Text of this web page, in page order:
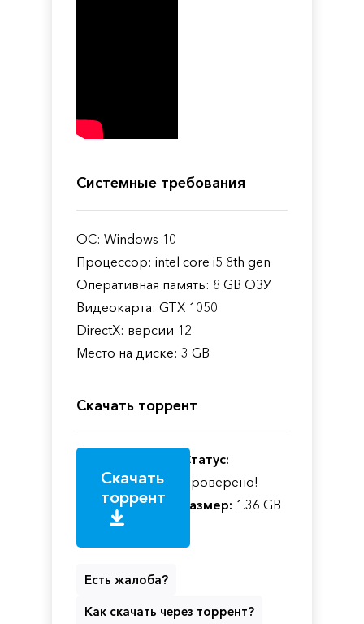
Системные требования
ОС: Windows 10
Процессор: intel core i5 8th gen
Оперативная память: 8 GB ОЗУ
Видеокарта: GTX 1050
DirectX: версии 12
Место на диске: 3 GB
Скачать торрент
Скачать
торрент
Статус:
Проверено!
Размер: 1.36 GB
Есть жалоба?
Как скачать через торрент?